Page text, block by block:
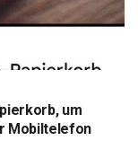
um
Mobiltelefon